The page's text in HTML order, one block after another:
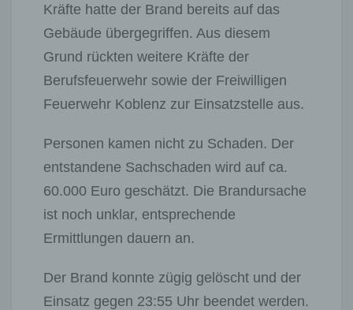
Kräfte hatte der Brand bereits auf das
Gebäude übergegriffen. Aus diesem
Grund rückten weitere Kräfte der
Berufsfeuerwehr sowie der Freiwilligen
Feuerwehr Koblenz zur Einsatzstelle aus.
Personen kamen nicht zu Schaden. Der
entstandene Sachschaden wird auf ca.
60.000 Euro geschätzt. Die Brandursache
ist noch unklar, entsprechende
Ermittlungen dauern an.
Der Brand konnte zügig gelöscht und der
Einsatz gegen 23:55 Uhr beendet werden.